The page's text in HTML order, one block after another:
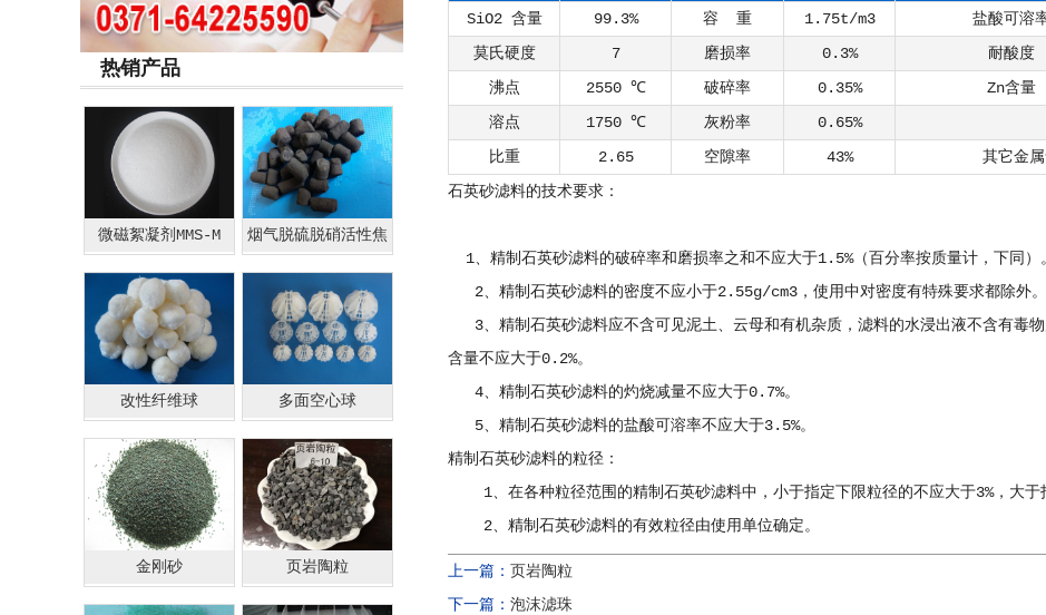
热销产品
微磁絮凝剂MMS-M 烟气脱硫脱硝活性焦
改性纤维球 多面空心球
金刚砂 页岩陶粒
SiO2 含量
99.3% 容 重 1.75t/m3 盐酸可溶
莫氏硬度
7 磨损率 0.3% 耐酸度
沸点
2550 ℃ 破碎率 0.35% Zn含量
溶点
1750 ℃ 灰粉率
0.65%
比重
2.65 空隙率 43%
其它金
石英砂滤料的技术要求：
1、精制石英砂滤料的破碎率和磨损率之和不应大于1.5%（百分率按质量计，下同）。
2、精制石英砂滤料的密度不应小于2.55g/cm3，使用中对密度有特殊要求都除外。
3、精制石英砂滤料应不含可见泥土、云母和有机杂质，滤料的水浸出液不含有毒
含量不应大于0.2%。
4、精制石英砂滤料的灼烧减量不应大于0.7%。
5、精制石英砂滤料的盐酸可溶率不应大于3.5%。
精制石英砂滤料的粒径：
1、在各种粒径范围的精制石英砂滤料中，小于指定下限粒径的不应大于3%，大于
2、精制石英砂滤料的有效粒径由使用单位确定。
上一篇： 页岩陶粒
下一篇： 泡沫滤珠